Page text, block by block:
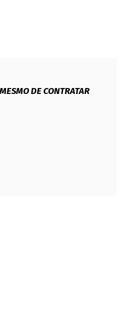
DE CONTRATAR